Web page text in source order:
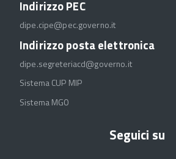
Indirizzo PEC
dipe.cipe@pec.governo.it
Indirizzo posta elettronica
dipe.segreteriacd@governo.it
Sistema CUP MIP
Sistema MGO
Seguici su